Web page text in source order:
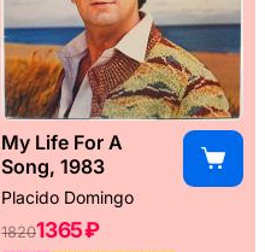
My Life For A
Song, 1983
Placido Domingo
18201365 ₽